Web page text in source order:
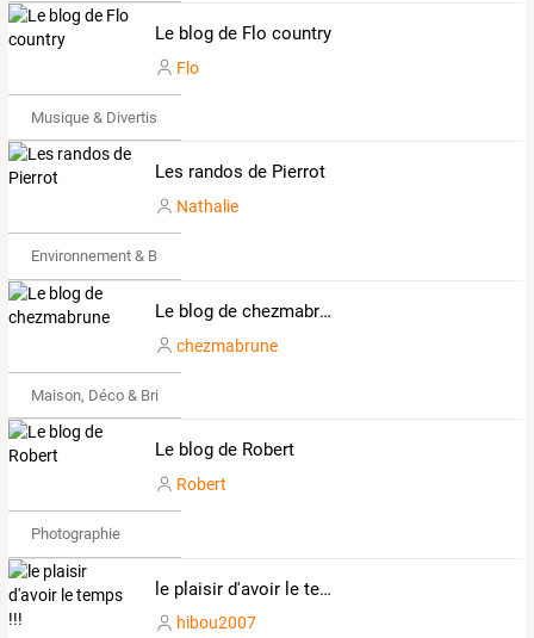
Le blog de Flo country
Flo
Musique & Divertissements
Les randos de Pierrot
Nathalie
Environnement & Bio
Le blog de chezmabrune
chezmabrune
Maison, Déco & Bricolage
Le blog de Robert
Robert
Photographie
le plaisir d'avoir le temps !!!
hibou2007